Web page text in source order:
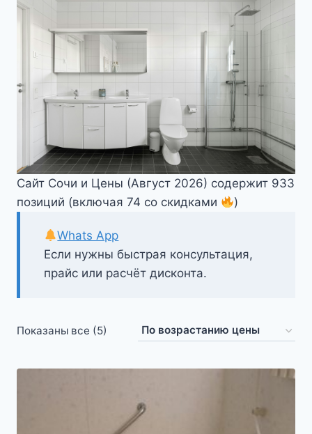
Сайт Сочи и Цены (Август 2026) содержит 933
позиций (включая 74 со скидками
)
Если нужны быстрая консультация,
прайс или расчёт дисконта.
Whats App
Показаны все (5)
возрастанию